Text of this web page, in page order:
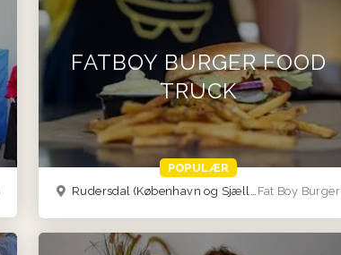
POPULÆR
FATBOY BURGER FOOD
TRUCK
Fat Boy Burger
Rudersdal (København og Sjælland)